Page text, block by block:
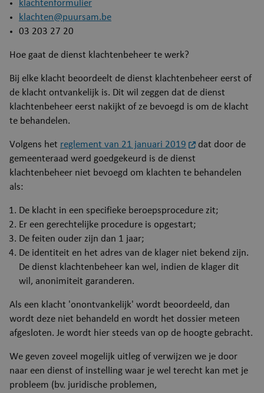
klachtenformulier
klachten@puursam.be
03 203 27 20
Hoe gaat de dienst klachtenbeheer te werk?
Bij elke klacht beoordeelt de dienst klachtenbeheer eerst of
de klacht ontvankelijk is. Dit wil zeggen dat de dienst
klachtenbeheer eerst nakijkt of ze bevoegd is om de klacht
te behandelen.
Volgens het reglement van 21 januari 2019
dat door de
gemeenteraad werd goedgekeurd is de dienst
klachtenbeheer niet bevoegd om klachten te behandelen
als:
​De klacht in een specifieke beroepsprocedure zit;
Er een gerechtelijke procedure is opgestart;
De feiten ouder zijn dan 1 jaar;
De identiteit en het adres van de klager niet bekend zijn.
De dienst klachtenbeheer kan wel, indien de klager dit
wil, anonimiteit garanderen.
Als een klacht 'onontvankelijk' wordt beoordeeld, dan
wordt deze niet behandeld en wordt het dossier meteen
afgesloten. Je wordt hier steeds van op de hoogte gebracht.
We geven zoveel mogelijk uitleg of verwijzen we je door
naar een dienst of instelling waar je wel terecht kan met je
probleem (bv. juridische problemen,